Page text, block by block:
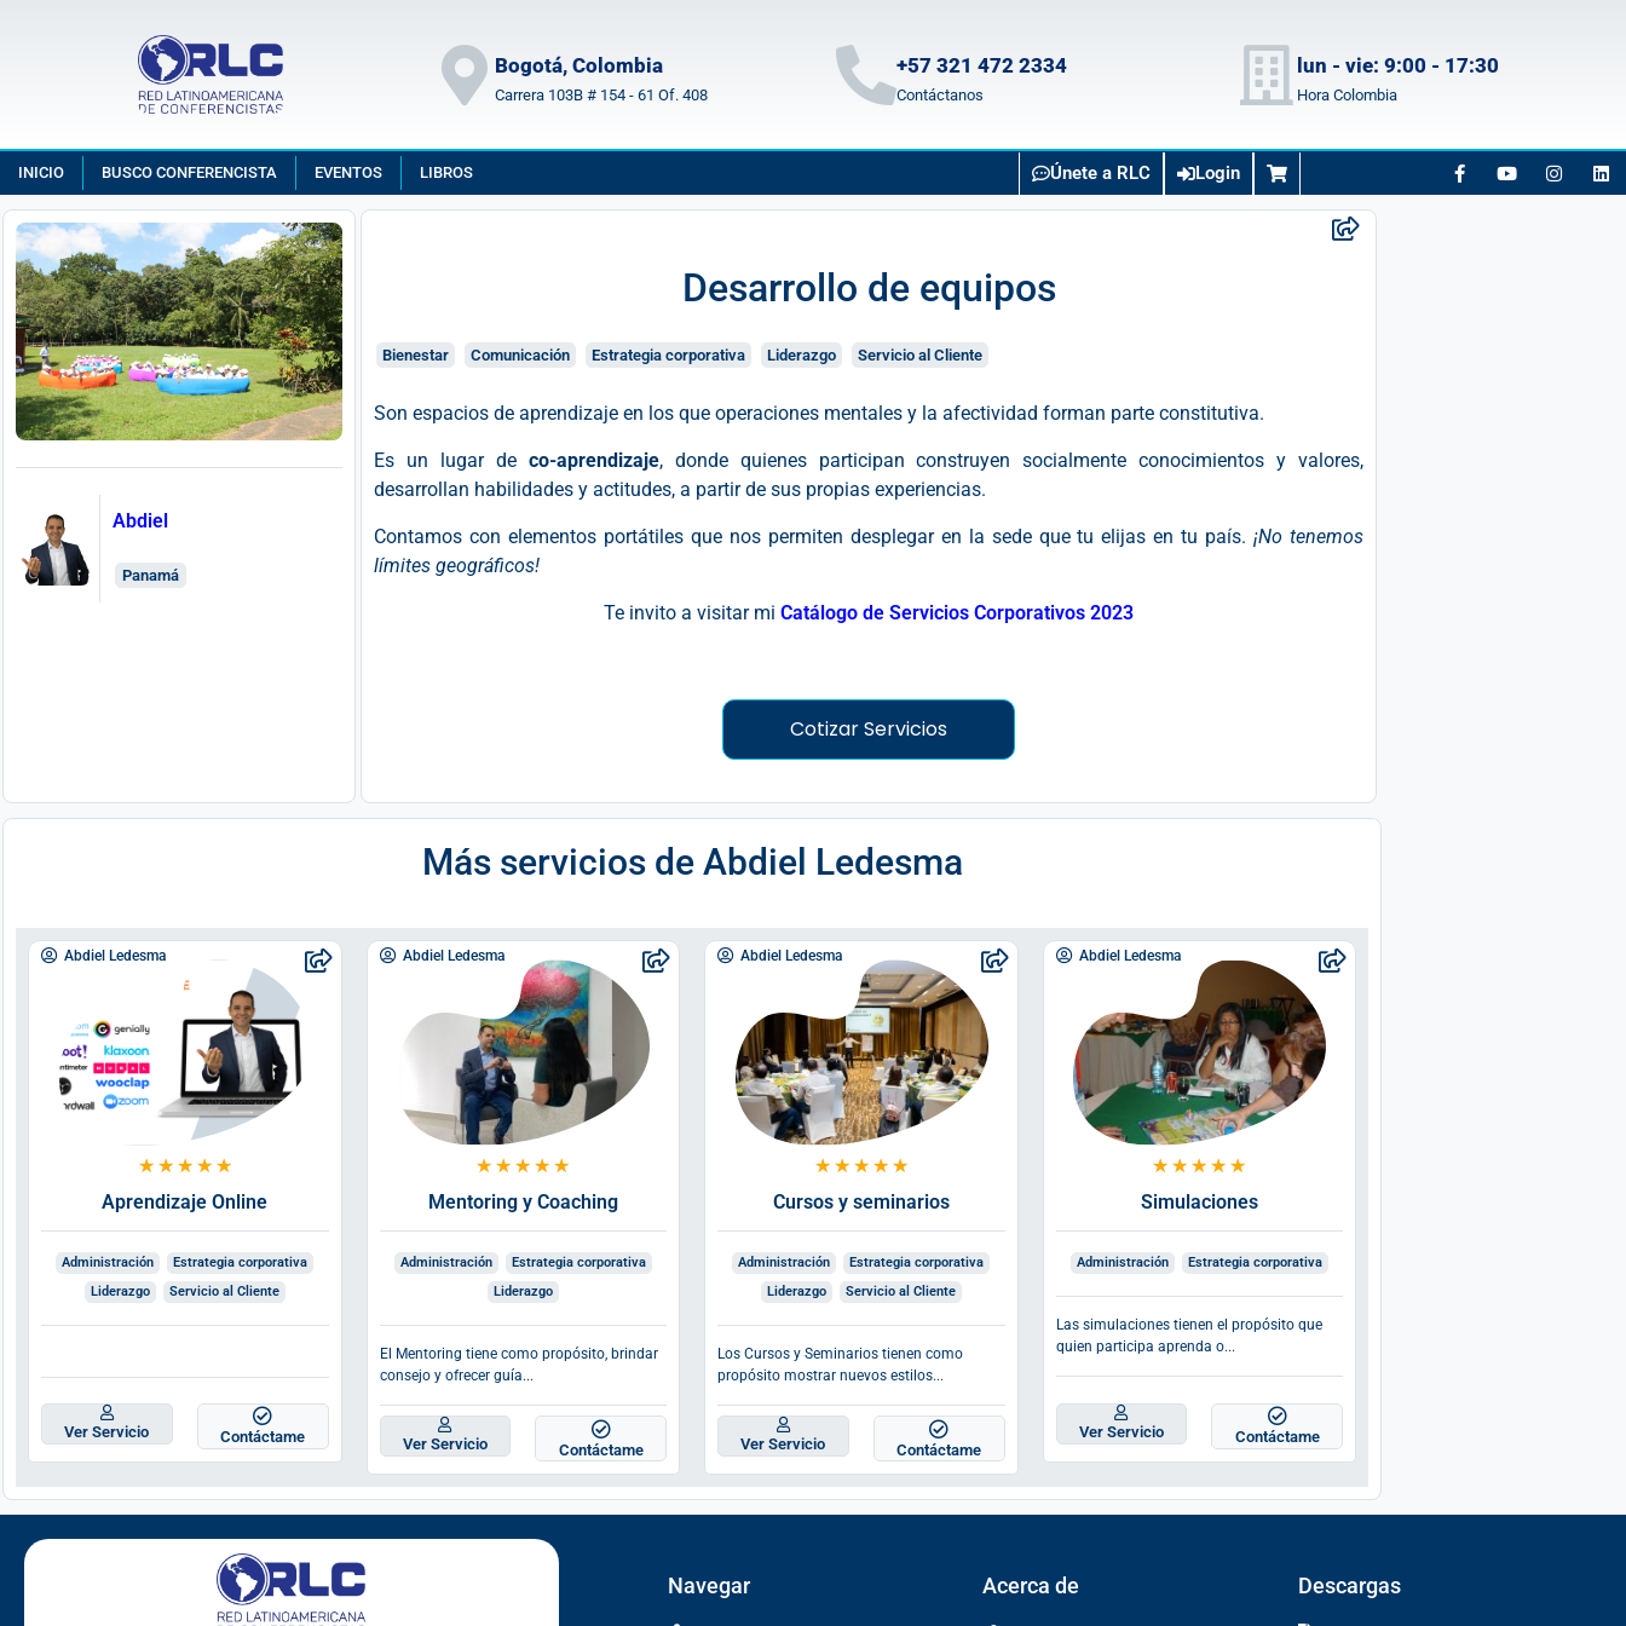
Bogotá, Colombia
Carrera 103B # 154 - 61 Of. 408
+57 321 472 2334
Contáctanos
lun - vie: 9:00 - 17:30
Hora Colombia
INICIO BUSCO CONFERENCISTA EVENTOS LIBROS Únete a RLC Login
Abdiel
Panamá
Desarrollo de equipos
Bienestar Comunicación Estrategia corporativa Liderazgo Servicio al Cliente
Son espacios de aprendizaje en los que operaciones mentales y la afectividad forman parte constitutiva.
Es un lugar de co-aprendizaje, donde quienes participan construyen socialmente conocimientos y valores,
desarrollan habilidades y actitudes, a partir de sus propias experiencias.
Contamos con elementos portátiles que nos permiten desplegar en la sede que tu elijas en tu país.¡No tenemos
límites geográficos!
Te invito a visitar miCatálogo de Servicios Corporativos 2023
Cotizar Servicios
Más servicios de Abdiel Ledesma
Abdiel Ledesma
★ ★ ★ ★ ★
Aprendizaje Online
Administración
Estrategia corporativa
Liderazgo
Servicio al Cliente
Ver Servicio Contáctame
Abdiel Ledesma
★ ★ ★ ★ ★
Mentoring y Coaching
Administración
Estrategia corporativa
Liderazgo
El Mentoring tiene como propósito, brindar
consejo y ofrecer guía...
Ver Servicio Contáctame
Abdiel Ledesma
★ ★ ★ ★ ★
Cursos y seminarios
Administración
Estrategia corporativa
Liderazgo
Servicio al Cliente
Los Cursos y Seminarios tienen como
propósito mostrar nuevos estilos...
Ver Servicio Contáctame
Abdiel Ledesma
★ ★ ★ ★ ★
Simulaciones
Administración Estrategia corporativa
Las simulaciones tienen el propósito que
quien participa aprenda o...
Ver Servicio Contáctame
Navegar Acerca de Descargas